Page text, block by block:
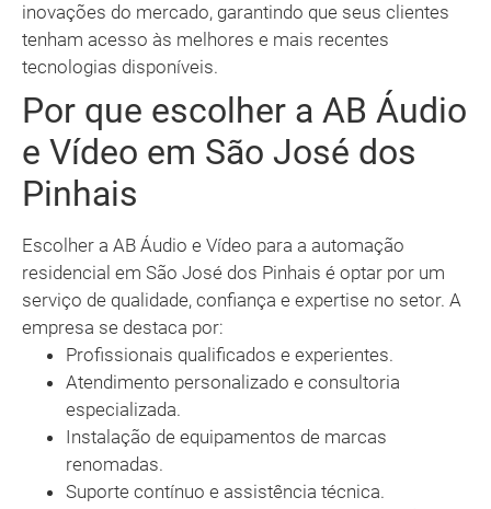
inovações do mercado, garantindo que seus clientes
tenham acesso às melhores e mais recentes
tecnologias disponíveis.
Por que escolher a AB Áudio
e Vídeo em São José dos
Pinhais
Escolher a AB Áudio e Vídeo para a automação
residencial em São José dos Pinhais é optar por um
serviço de qualidade, confiança e expertise no setor. A
empresa se destaca por:
Profissionais qualificados e experientes.
Atendimento personalizado e consultoria
especializada.
Instalação de equipamentos de marcas
renomadas.
Suporte contínuo e assistência técnica.